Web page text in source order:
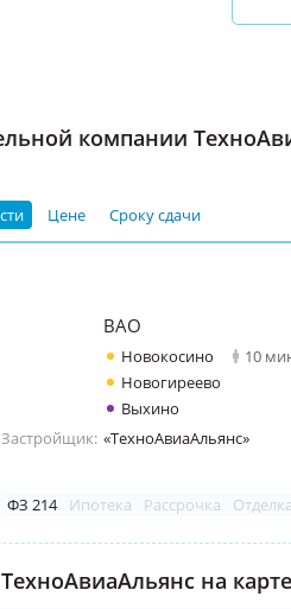
компании
Цене Сроку сдачи
ВАО
Новокосино
10
Новогиреево
Выхино
Застройщик: «ТехноАвиаАльянс»
ФЗ 214 Ипотека Рассрочка
на карте